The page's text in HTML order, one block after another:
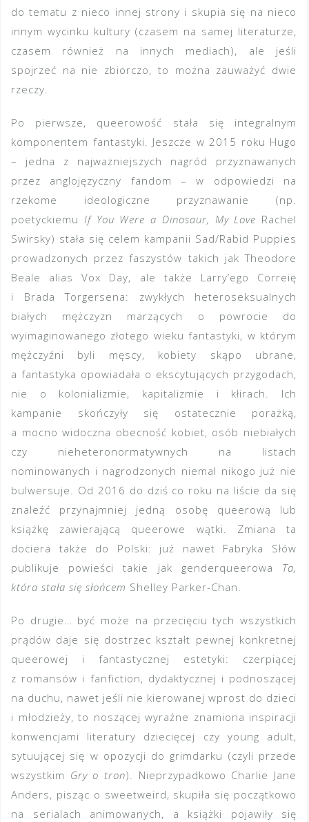
do tematu z nieco innej strony i skupia się na nieco
innym wycinku kultury (czasem na samej literaturze,
czasem również na innych mediach), ale jeśli
spojrzeć na nie zbiorczo, to można zauważyć dwie
rzeczy.
Po pierwsze, queerowość stała się integralnym
komponentem fantastyki. Jeszcze w 2015 roku Hugo
– jedna z najważniejszych nagród przyznawanych
przez anglojęzyczny fandom – w odpowiedzi na
rzekome ideologiczne przyznawanie (np.
poetyckiemu If You Were a Dinosaur, My Love Rachel
Swirsky) stała się celem kampanii Sad/Rabid Puppies
prowadzonych przez faszystów takich jak Theodore
Beale alias Vox Day, ale także Larry’ego Correię
i Brada Torgersena: zwykłych heteroseksualnych
białych mężczyzn marzących o powrocie do
wyimaginowanego złotego wieku fantastyki, w którym
mężczyźni byli męscy, kobiety skąpo ubrane,
a fantastyka opowiadała o ekscytujących przygodach,
nie o kolonializmie, kapitalizmie i kłirach. Ich
kampanie skończyły się ostatecznie porażką,
a mocno widoczna obecność kobiet, osób niebiałych
czy nieheteronormatywnych na listach
nominowanych i nagrodzonych niemal nikogo już nie
bulwersuje. Od 2016 do dziś co roku na liście da się
znaleźć przynajmniej jedną osobę queerową lub
książkę zawierającą queerowe wątki. Zmiana ta
dociera także do Polski: już nawet Fabryka Słów
publikuje powieści takie jak genderqueerowa Ta,
która stała się słońcem Shelley Parker-Chan.
Po drugie… być może na przecięciu tych wszystkich
prądów daje się dostrzec kształt pewnej konkretnej
queerowej i fantastycznej estetyki: czerpiącej
z romansów i fanfiction, dydaktycznej i podnoszącej
na duchu, nawet jeśli nie kierowanej wprost do dzieci
i młodzieży, to noszącej wyraźne znamiona inspiracji
konwencjami literatury dziecięcej czy young adult,
sytuującej się w opozycji do grimdarku (czyli przede
wszystkim Gry o tron). Nieprzypadkowo Charlie Jane
Anders, pisząc o sweetweird, skupiła się początkowo
na serialach animowanych, a książki pojawiły się